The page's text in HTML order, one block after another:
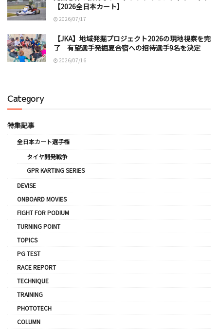
【2026全日本カート】
2026/07/17
【JKA】地域発掘プロジェクト2026の現地視察を完
了 有望選手発掘夏合宿への招待選手9名を決定
2026/07/16
Category
特集記事
全日本カート選手権
タイヤ開発戦争
GPR KARTING SERIES
DEVISE
ONBOARD MOVIES
FIGHT FOR PODIUM
TURNING POINT
TOPICS
PG TEST
RACE REPORT
TECHNIQUE
TRAINING
PHOTOTECH
COLUMN